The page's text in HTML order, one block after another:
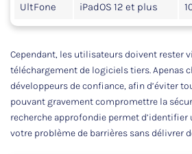
UltFone iPadOS 12 et plus
Cependant, les utilisateurs doivent rester
téléchargement de logiciels tiers. Apenas
développeurs de confiance, afin d’éviter
pouvant gravement compromettre la
recherche approfondie permet
votre problème de barrières sans délivrer